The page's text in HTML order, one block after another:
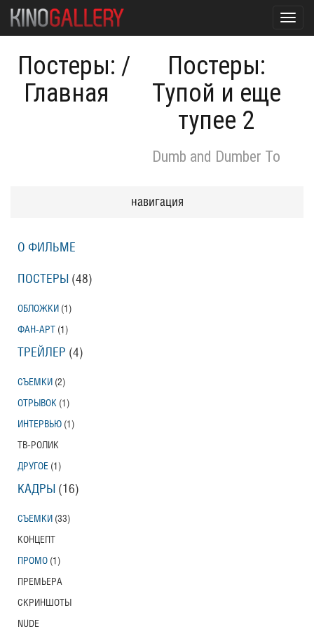
Постеры:
Главная
/
Постеры:
Тупой и еще
тупее 2
Dumb and Dumber To
навигация
О ФИЛЬМЕ
ПОСТЕРЫ (48)
ОБЛОЖКИ (1)
ФАН-АРТ (1)
ТРЕЙЛЕР (4)
СЪЕМКИ (2)
ОТРЫВОК (1)
ИНТЕРВЬЮ (1)
ТВ-РОЛИК
ДРУГОЕ (1)
КАДРЫ (16)
СЪЕМКИ (33)
КОНЦЕПТ
ПРОМО (1)
ПРЕМЬЕРА
СКРИНШОТЫ
NUDE